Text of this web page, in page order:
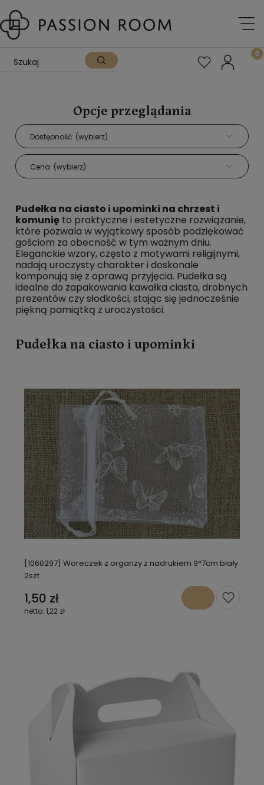
Opcje przeglądania
Dostępność: (wybierz)
Cena: (wybierz)
Pudełka na ciasto i upominki na chrzest i
komunię to praktyczne i estetyczne rozwiązanie,
które pozwala w wyjątkowy sposób podziękować
gościom za obecność w tym ważnym dniu.
Eleganckie wzory, często z motywami religijnymi,
nadają uroczysty charakter i doskonale
komponują się z oprawą przyjęcia. Pudełka są
idealne do zapakowania kawałka ciasta, drobnych
prezentów czy słodkości, stając się jednocześnie
piękną pamiątką z uroczystości.
Pudełka na ciasto i upominki
[1060297] Woreczek z organzy z nadrukiem 9*7cm biały
2szt
1,50 zł
1,22 zł